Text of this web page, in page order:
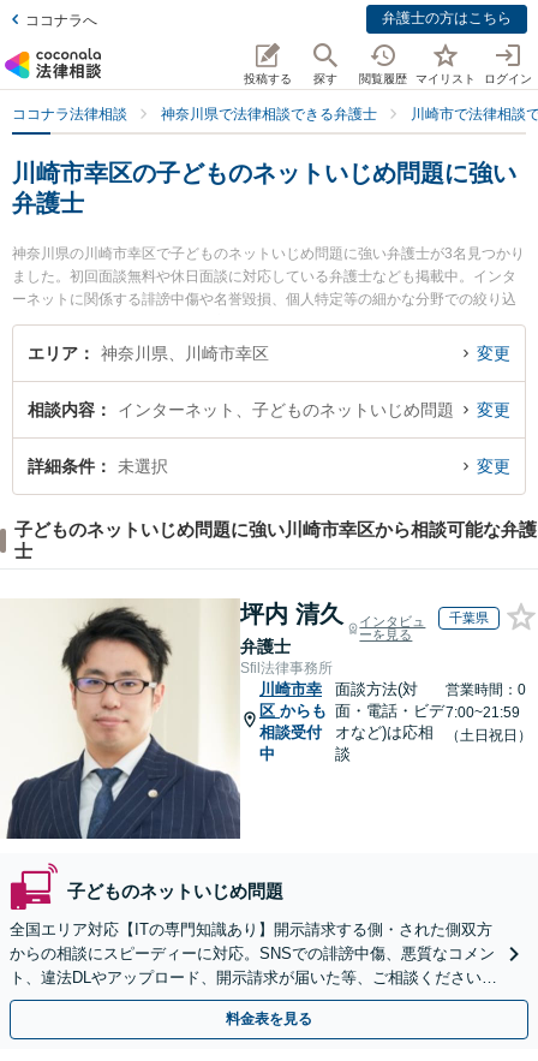
ココナラへ 弁護士の方はこちら
投稿する 探す 閲覧履歴 マイリスト ログイン
ココナラ法律相談 神奈川県で法律相談できる弁護士 川崎市で法律相談
川崎市幸区の子どものネットいじめ問題に強い
弁護士
神奈川県の川崎市幸区で子どものネットいじめ問題に強い弁護士が3名見つかり
ました。初回面談無料や休日面談に対応している弁護士なども掲載中。インタ
ーネットに関係する誹謗中傷や名誉毀損、個人特定等の細かな分野での絞り込
み検索もでき便利です。特に恵富総合法律事務所の小川 文子弁護士や佐藤恵太
法律事務所の佐藤 恵太弁護士、大川雄矢法律事務所の大川 雄矢弁護士のプロフ
談したい』『子どものネットいじめ問題のトラブル解決の実績豊富な近くの弁
護士を検索したい』『初回相談無料で子どものネットいじめ問題を法律相談で
きる川崎市幸区内の弁護士に相談予約したい』などでお困りの相談者さんにお
エリア 神奈川県、川崎市幸区 変更
相談内容 インターネット、子どものネットいじめ問題 変更
詳細条件 未選択 変更
子どものネットいじめ問題に強い川崎市幸区から相談可能な弁護
士
坪内 清久
弁護士
インタビュ
ーを見る
千葉県
Sfil法律事務所
川崎市幸
区 からも
相談受付
中
面談方法(対
面・電話・ビデ
オなど)は応相
談
営業時間：0
7:00~21:59
（土日祝日）
子どものネットいじめ問題
全国エリア対応【ITの専門知識あり】開示請求する側・された側双方
からの相談にスピーディーに対応。SNSでの誹謗中傷、悪質なコメン
ト、違法DLやアップロード、開示請求が届いた等、ご相談ください
【WEB面談OK&解決実績豊富】【千葉中央駅4分】
料金表を見る